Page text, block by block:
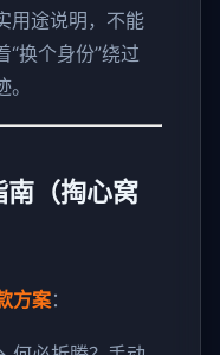
用途说明，不能
“换个身份”绕过
南（掏心窝
方案：